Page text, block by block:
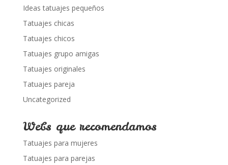
Ideas tatuajes pequeños
Tatuajes chicas
Tatuajes chicos
Tatuajes grupo amigas
Tatuajes originales
Tatuajes pareja
Uncategorized
Webs que recomendamos
Tatuajes para mujeres
Tatuajes para parejas